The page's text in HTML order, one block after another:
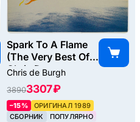
Spark To A Flame
(The Very Best Of
Chris De
Burgh), 1989
Chris de Burgh
38903307 ₽
–15%
ОРИГИНАЛ 1989
СБОРНИК
ПОПУЛЯРНО